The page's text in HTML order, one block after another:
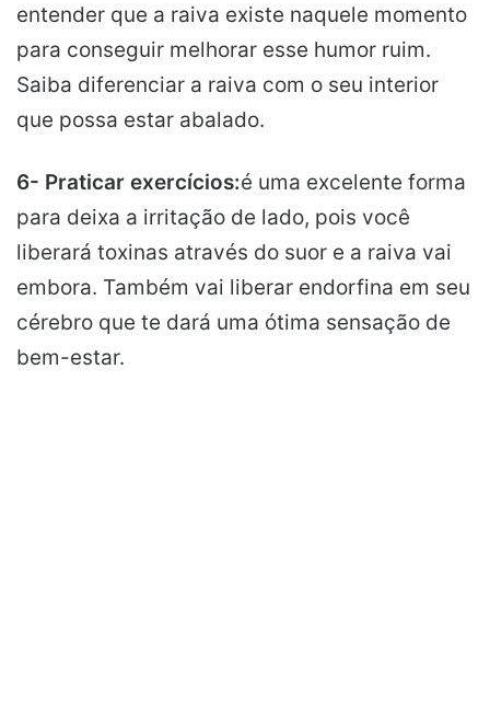
entender que a raiva existe naquele momento
para conseguir melhorar esse humor ruim.
Saiba diferenciar a raiva com o seu interior
que possa estar abalado.
6- Praticar exercícios:é uma excelente forma
para deixa a irritação de lado, pois você
liberará toxinas através do suor e a raiva vai
embora. Também vai liberar endorfina em seu
cérebro que te dará uma ótima sensação de
bem-estar.